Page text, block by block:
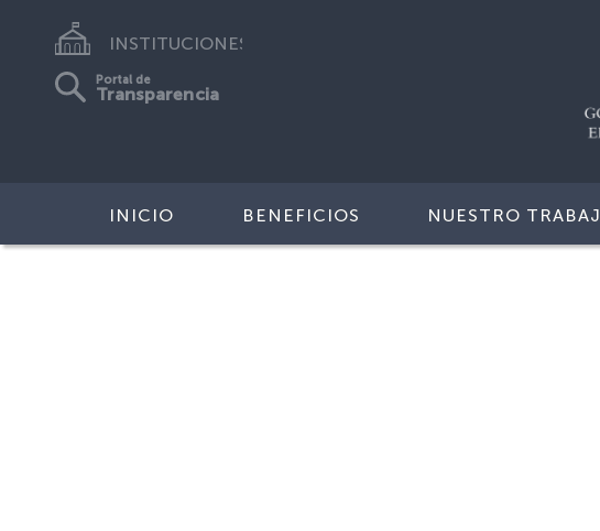
INSTITUCIONES
Portal de
Transparencia
INICIO BENEFICIOS NUESTRO